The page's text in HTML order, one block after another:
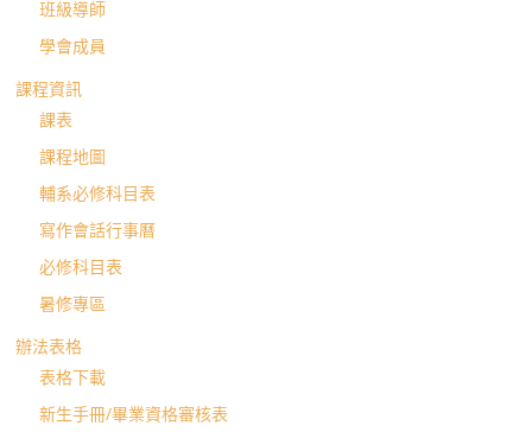
班級導師
學會成員
課程資訊
課表
課程地圖
輔系必修科目表
寫作會話行事曆
必修科目表
暑修專區
辦法表格
表格下載
新生手冊/畢業資格審核表